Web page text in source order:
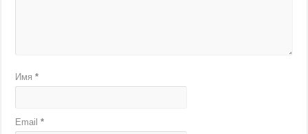
Имя*
Email*